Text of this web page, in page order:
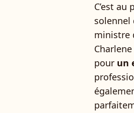
C’est
solennel
ministre
pour un